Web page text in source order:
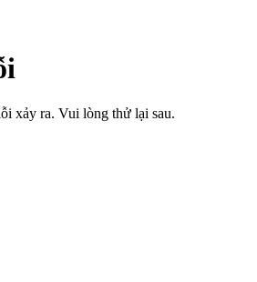
xảy ra. Vui lòng thử lại sau.